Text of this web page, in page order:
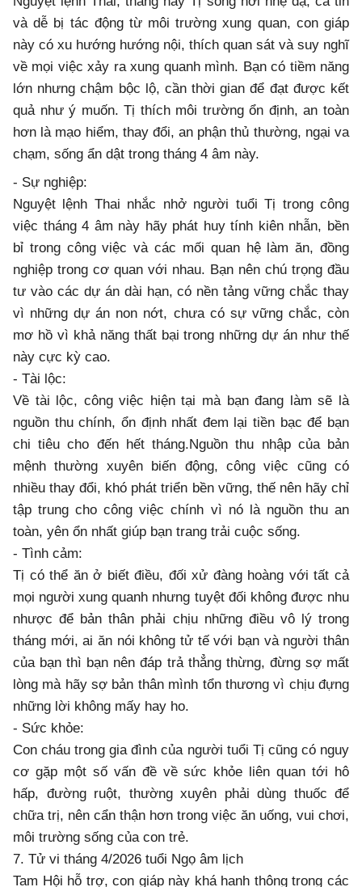
và dễ bị tác động từ môi trường xung quan, con giáp
này có xu hướng hướng nội, thích quan sát và suy nghĩ
về mọi việc xảy ra xung quanh mình. Bạn có tiềm năng
lớn nhưng chậm bộc lộ, cần thời gian để đạt được kết
quả như ý muốn. Tị thích môi trường ổn định, an toàn
hơn là mạo hiểm, thay đổi, an phận thủ thường, ngại va
chạm, sống ẩn dật trong tháng 4 âm này.
- Sự nghiệp:
Nguyệt lệnh Thai nhắc nhở người tuổi Tị trong công
việc tháng 4 âm này hãy phát huy tính kiên nhẫn, bền
bỉ trong công việc và các mối quan hệ làm ăn, đồng
nghiệp trong cơ quan với nhau. Bạn nên chú trọng đầu
tư vào các dự án dài hạn, có nền tảng vững chắc thay
vì những dự án non nớt, chưa có sự vững chắc, còn
mơ hồ vì khả năng thất bại trong những dự án như thế
này cực kỳ cao.
- Tài lộc:
Về tài lộc, công việc hiện tại mà bạn đang làm sẽ là
nguồn thu chính, ổn định nhất đem lại tiền bạc để bạn
chi tiêu cho đến hết tháng.Nguồn thu nhập của bản
mệnh thường xuyên biến động, công việc cũng có
nhiều thay đổi, khó phát triển bền vững, thế nên hãy chỉ
tập trung cho công việc chính vì nó là nguồn thu an
toàn, yên ổn nhất giúp bạn trang trải cuộc sống.
- Tình cảm:
Tị có thể ăn ở biết điều, đối xử đàng hoàng với tất cả
mọi người xung quanh nhưng tuyệt đối không được nhu
nhược để bản thân phải chịu những điều vô lý trong
tháng mới, ai ăn nói không tử tế với bạn và người thân
của bạn thì bạn nên đáp trả thẳng thừng, đừng sợ mất
lòng mà hãy sợ bản thân mình tổn thương vì chịu đựng
những lời không mấy hay ho.
- Sức khỏe:
Con cháu trong gia đình của người tuổi Tị cũng có nguy
cơ gặp một số vấn đề về sức khỏe liên quan tới hô
hấp, đường ruột, thường xuyên phải dùng thuốc để
chữa trị, nên cẩn thận hơn trong việc ăn uống, vui chơi,
môi trường sống của con trẻ.
7. Tử vi tháng 4/2026 tuổi Ngọ âm lịch
Tam Hội hỗ trợ, con giáp này khá hanh thông trong các